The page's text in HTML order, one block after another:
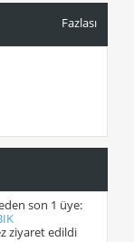
Fazlası
son 1 üye:
ziyaret edildi